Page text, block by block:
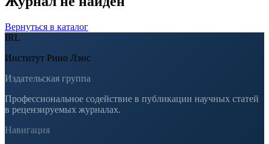
Вернуться в каталог
IRL
Институт Рино Лэнс
Издательская группа
Профессиональное содействие в публикации научных статей
в рецензируемых журналах.
Навигация